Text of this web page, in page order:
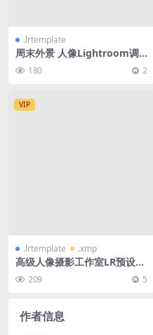
.lrtemplate
周末外景 人像Lightroom调
色预设
180 2
VIP
.lrtemplate .xmp
高级人像摄影工作室LR预设合
集 209 5
作者信息